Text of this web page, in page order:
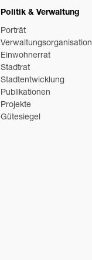
Politik & Verwaltung
Porträt
Verwaltungsorganisation
Einwohnerrat
Stadtrat
Stadtentwicklung
Publikationen
Projekte
Gütesiegel